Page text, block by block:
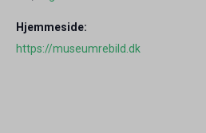
Hjemmeside:
https://museumrebild.dk